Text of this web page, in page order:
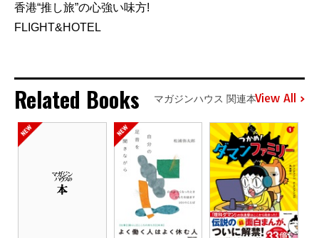
香港“推し旅”の心強い味方!
FLIGHT&HOTEL
Related Books マガジンハウス 関連本View All